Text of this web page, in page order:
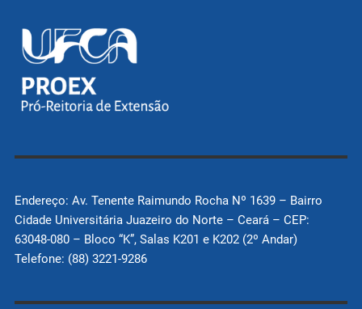
Endereço: Av. Tenente Raimundo Rocha Nº 1639 – Bairro
Cidade Universitária Juazeiro do Norte – Ceará – CEP:
63048-080 – Bloco “K”, Salas K201 e K202 (2º Andar)
Telefone: (88) 3221-9286